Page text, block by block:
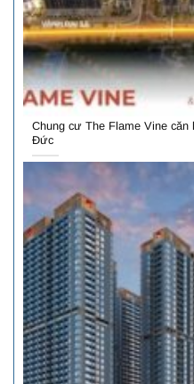
Chung cư The Flame Vine căn
Đức